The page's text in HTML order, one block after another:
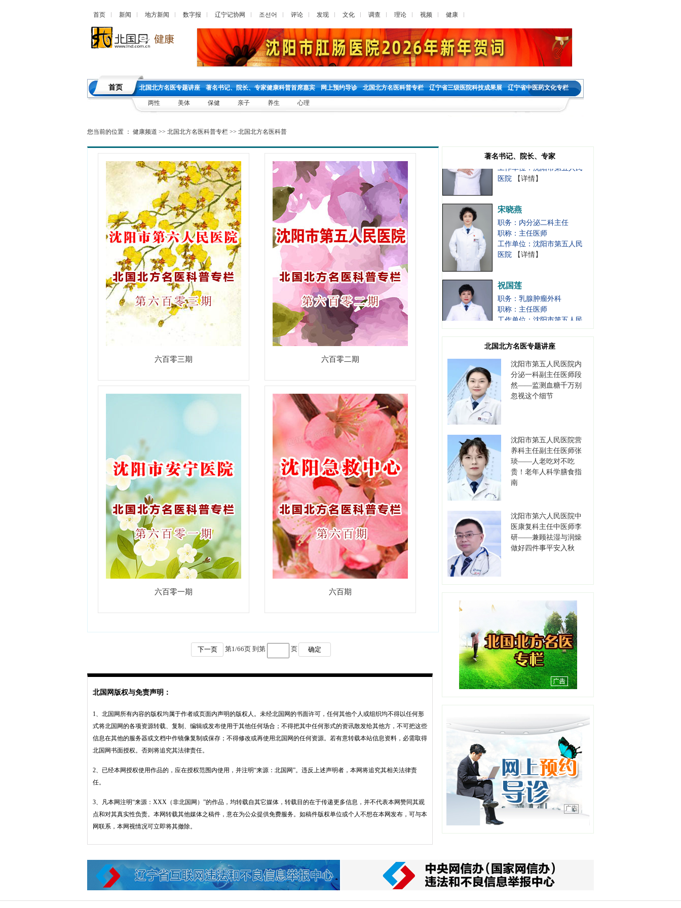
首页 新闻 地方新闻 数字报 辽宁记协网 조선어 评论 发现 文化 调查 理论 视频 健康
首页 北国北方名医专题讲座 著名书记、院长、专家健康科普首席嘉宾 网上预约导诊 北国北方名医科普专栏 辽宁省三级医院科技成果展 辽宁省中医药文化专栏
两性 美体 保健 亲子 养生 心理
您当前的位置 ： 健康频道 >> 北国北方名医科普专栏 >> 北国北方名医科普
六百零三期 六百零二期
六百零一期 六百期
下一页 第1/66页 到第 页 确定
北国网版权与免责声明：
1、北国网所有内容的版权均属于作者或页面内声明的版权人。未经北国网的书面许可，任何其他个人或组织均不得以任何形
式将北国网的各项资源转载、复制、编辑或发布使用于其他任何场合；不得把其中任何形式的资讯散发给其他方，不可把这些
信息在其他的服务器或文档中作镜像复制或保存；不得修改或再使用北国网的任何资源。若有意转载本站信息资料，必需取得
北国网书面授权。否则将追究其法律责任。
2、已经本网授权使用作品的，应在授权范围内使用，并注明“来源：北国网”。违反上述声明者，本网将追究其相关法律责
任。
3、凡本网注明“来源：XXX（非北国网）”的作品，均转载自其它媒体，转载目的在于传递更多信息，并不代表本网赞同其观
点和对其真实性负责。本网转载其他媒体之稿件，意在为公众提供免费服务。如稿件版权单位或个人不想在本网发布，可与本
网联系，本网视情况可立即将其撤除。
著名书记、院长、专家
肖家雯
职务：肿瘤内二科主任
工作单位：沈阳市第五人民
医院 【详情】
职称：主任医师
工作单位：沈阳市第五人民
医院【详情】
职务：内分泌二科主任
职称：主任医师
工作单位：沈阳市第五人民
医院【详情】
职务：乳腺肿瘤外科
职称：主任医师
工作单位：沈阳市第五人民
医院【详情】
吕靖
职务：肿瘤内科一主任
职称：主任医师
工作单位：沈阳市第五人民
医院【详情】
白东
职务：甲状腺肝胆肿瘤外科
主任
职称：主任医师
工作单位：沈阳市第五人民
医院【详情】
张烈
职务：胃肠肿瘤外科主任
职称：主任医师
工作单位：沈阳市第五人民
医院【详情】
李保军
职务：书记
职称：主任医师
工作单位：沈阳市第七人民
高德江
职务：书记
职称：主任医师
工作单位：沈阳市安宁医院
【详情】
刘天聪
职务：耳鼻咽喉-睡眠医学中
职称：副主任医师
工作单位：盛京医院滑翔院
区 【详情】
彭春晖
职务：苏家屯分中心站长
吕明明
北国北方名医专题讲座
沈阳市第五人民医院内
分泌一科副主任医师段
然——监测血糖千万别
忽视这个细节
沈阳市第五人民医院营
养科主任副主任医师张
琰——人老吃对不吃
贵！老年人科学膳食指
南
沈阳市第六人民医院中
医康复科主任中医师李
研——兼顾祛湿与润燥
做好四件事平安入秋
广告